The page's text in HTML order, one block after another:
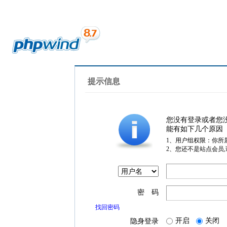
提示信息
您没有登录或者您
能有如下几个原因
1、用户组权限：你所
2、您还不是站点会员
密 码
找回密码
隐身登录 开启 关闭